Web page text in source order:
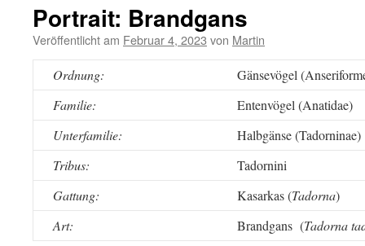
Portrait: Brandgans
Veröffentlicht am Februar 4, 2023 von Martin
Ordnung:
Gänsevögel
Familie:
Entenvögel (Anatidae)
Unterfamilie:
Halbgänse (Tadorninae)
Tribus:
Tadornini
Gattung:
Kasarkas (Tadorna)
Art:
Brandgans (Tadorna